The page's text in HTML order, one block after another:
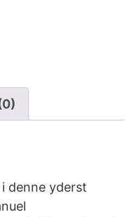
denne yderst